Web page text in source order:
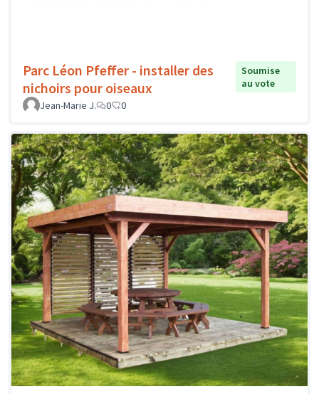
Parc Léon Pfeffer - installer des
nichoirs pour oiseaux
Soumise
au vote
Jean-Marie J.
0 0